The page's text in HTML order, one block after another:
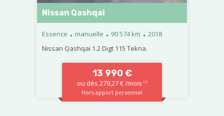
Nissan Qashqai
Essence . manuelle . 90 574 km . 2018
Nissan Qashqai 1.2 Digt 115 Tekna.
13 990 €
ou dès 279,27 € /mois (1)
Hors apport personnel